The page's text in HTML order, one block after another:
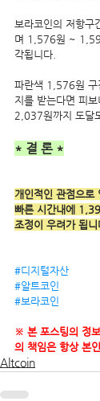
보라코인의 저항
며 1,576원 ~
각됩니다.
파란색 1,576원 구
지를 받는다면 피
2,037원까지 도달
* 결 론 *
개인적인 관점으로
빠른 시간내에
조정이 우려가 됩니
#디지털자산
#알트코인
#보라코인
※ 본 포스팅의 정
의 책임은 항상 본
Altcoin